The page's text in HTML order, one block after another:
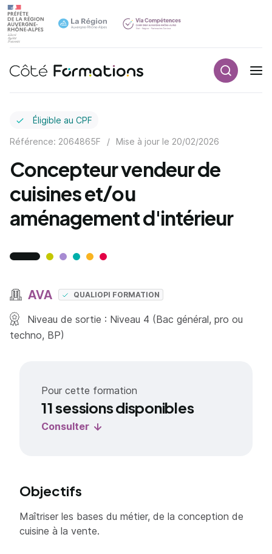
Navigation principale
Éligible au CPF
Référence: 2064865F / Mise à jour le 20/02/2026
Concepteur vendeur de
cuisines et/ou
aménagement d'intérieur
AVA QUALIOPI FORMATION
Niveau de sortie : Niveau 4 (Bac général, pro ou
techno, BP)
Pour cette formation
11 sessions disponibles
Consulter
Objectifs
Maîtriser les bases du métier, de la conception de
cuisine à la vente.